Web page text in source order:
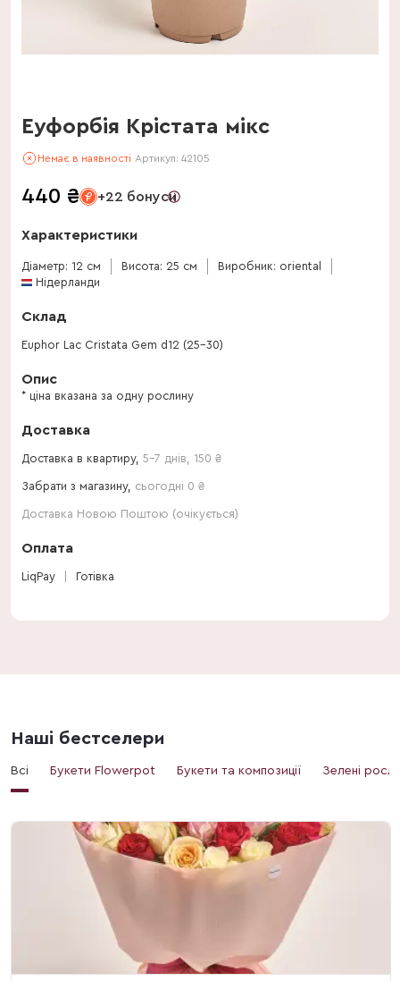
Еуфорбія Крістата мікс
Немає в наявності Артикул: 42105
440 ₴ +22 бонуси
Характеристики
Діаметр: 12 см Висота: 25 см
Виробник: oriental
Нідерланди
Склад
Euphor Lac Cristata Gem d12 (25-30)
Опис
* ціна вказана за одну рослину
Доставка
Доставка в квартиру, 5-7 днів 150 ₴
Забрати з магазину, сьогодні 0 ₴
Доставка Новою Поштою (очікується)
Оплата
LiqPay Готівка
Наші бестселери
Всі Букети Flowerpot Букети та композиції Зелені